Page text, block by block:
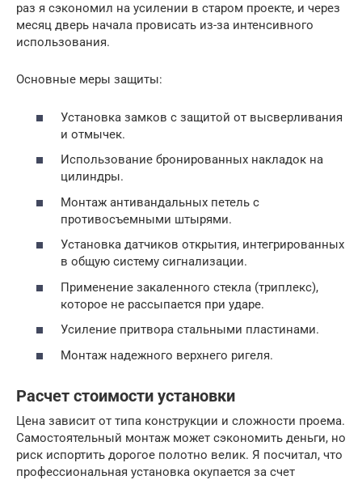
раз я сэкономил на усилении в старом проекте, и через
месяц дверь начала провисать из-за интенсивного
использования.
Основные меры защиты:
Установка замков с защитой от высверливания
и отмычек.
Использование бронированных накладок на
цилиндры.
Монтаж антивандальных петель с
противосъемными штырями.
Установка датчиков открытия, интегрированных
в общую систему сигнализации.
Применение закаленного стекла (триплекс),
которое не рассыпается при ударе.
Усиление притвора стальными пластинами.
Монтаж надежного верхнего ригеля.
Расчет стоимости установки
Цена зависит от типа конструкции и сложности проема.
Самостоятельный монтаж может сэкономить деньги, но
риск испортить дорогое полотно велик. Я посчитал, что
профессиональная установка окупается за счет